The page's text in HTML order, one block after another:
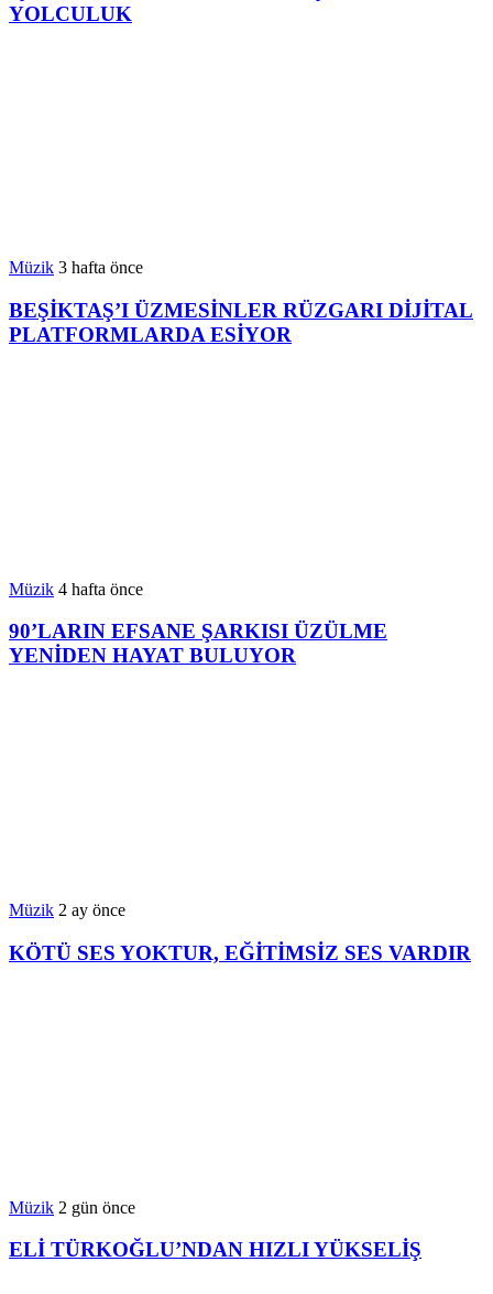
YOLCULUK
Müzik 3 hafta önce
BEŞİKTAŞ’I ÜZMESİNLER RÜZGARI DİJİTAL
PLATFORMLARDA ESİYOR
Müzik 4 hafta önce
90’LARIN EFSANE ŞARKISI ÜZÜLME
YENİDEN HAYAT BULUYOR
Müzik 2 ay önce
KÖTÜ SES YOKTUR, EĞİTİMSİZ SES VARDIR
Müzik 2 gün önce
ELİ TÜRKOĞLU’NDAN HIZLI YÜKSELİŞ